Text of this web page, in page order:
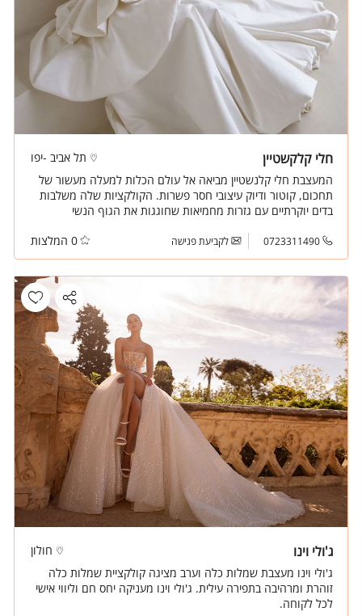
חלי קלקשטיין
תל אביב -יפו
המעצבת חלי קלנשטיין מביאה אל עולם הכלות למעלה מעשור של
תחכום, קוטור ודיוק עיצובי חסר פשרות. הקולקציות שלה משלבות
בדים יוקרתיים עם גזרות מחמיאות שחוגגות את הגוף הנשי
0723311490 לקביעת פגישה 0 המלצות
ג'ולי וינו
חולון
ג'ולי וינו מעצבת שמלות כלה וערב מציגה קולקציית שמלות כלה
זוהרת ומרהיבה בתפירה עילית. ג'ולי וינו מעניקה יחס חם וליווי אישי
לכל לקוחה.